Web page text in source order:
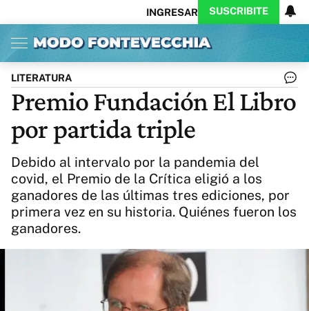
INGRESAR SUSCRIBITE
Inicio Ahora
Opinión
Política
Ciencia
Cultura
Arte
Educación
Clima
CARAS
Exitoina
Videos
Córdoba
Reperfilar
Business
Noticias
Caras
Exitoina
Gaming
Vivo
Diario del Juicio
Actualidad
LITERATURA
Premio Fundación El Libro
por partida triple
Debido al intervalo por la pandemia del
covid, el Premio de la Crítica eligió a los
ganadores de las últimas tres ediciones, por
primera vez en su historia. Quiénes fueron los
ganadores.